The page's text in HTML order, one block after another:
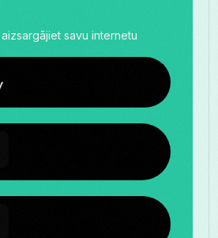
savu internetu